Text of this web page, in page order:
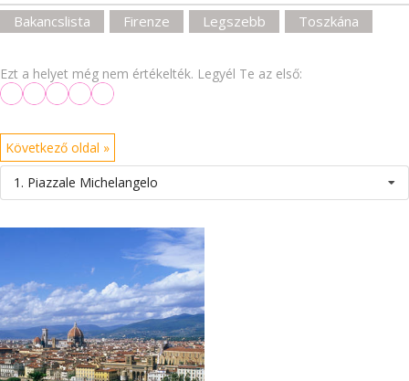
Bakancslista Firenze Legszebb Toszkána
Ezt a helyet még nem értékelték. Legyél Te az első:
Következő oldal »
1. Piazzale Michelangelo